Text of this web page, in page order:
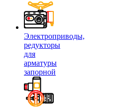
Электроприводы,
редукторы
для
арматуры
запорной